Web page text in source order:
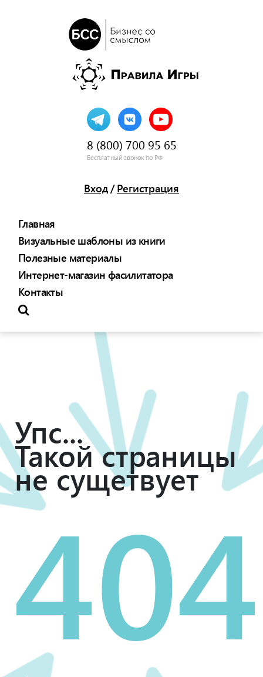
8 (800) 700 95 65
Бесплатный звонок по РФ
Вход/ Регистрация
Главная
Визуальные шаблоны из книги
Полезные материалы
Интернет-магазин фасилитатора
Контакты
Упс...
Такой страницы
не сущетвует
404